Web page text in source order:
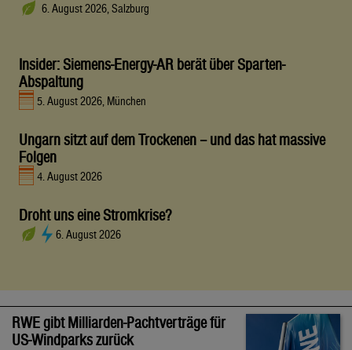
6. August 2026, Salzburg
Insider: Siemens-Energy-AR berät über Sparten-
Abspaltung
5. August 2026, München
Ungarn sitzt auf dem Trockenen – und das hat massive
Folgen
4. August 2026
Droht uns eine Stromkrise?
6. August 2026
RWE gibt Milliarden-Pachtverträge für
US-Windparks zurück